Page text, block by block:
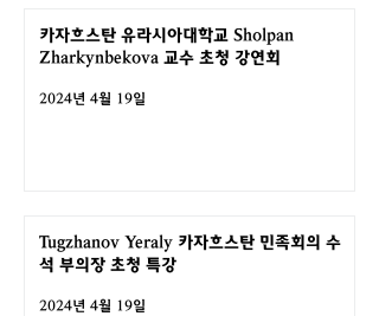
카자흐스탄 유라시아대학교 Sholpan
Zharkynbekova 교수 초청 강연회
2024년 4월 19일
Tugzhanov Yeraly 카자흐스탄 민족회의 수
석 부의장 초청 특강
2024년 4월 19일